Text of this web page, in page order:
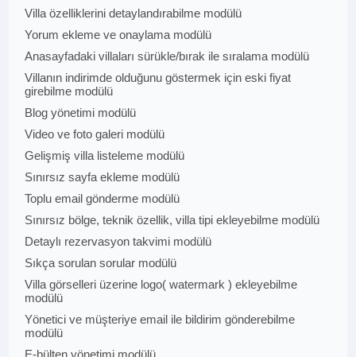
Villa özelliklerini detaylandırabilme modülü
Yorum ekleme ve onaylama modülü
Anasayfadaki villaları sürükle/bırak ile sıralama modülü
Villanın indirimde olduğunu göstermek için eski fiyat
girebilme modülü
Blog yönetimi modülü
Video ve foto galeri modülü
Gelişmiş villa listeleme modülü
Sınırsız sayfa ekleme modülü
Toplu email gönderme modülü
Sınırsız bölge, teknik özellik, villa tipi ekleyebilme modülü
Detaylı rezervasyon takvimi modülü
Sıkça sorulan sorular modülü
Villa görselleri üzerine logo( watermark ) ekleyebilme
modülü
Yönetici ve müşteriye email ile bildirim gönderebilme
modülü